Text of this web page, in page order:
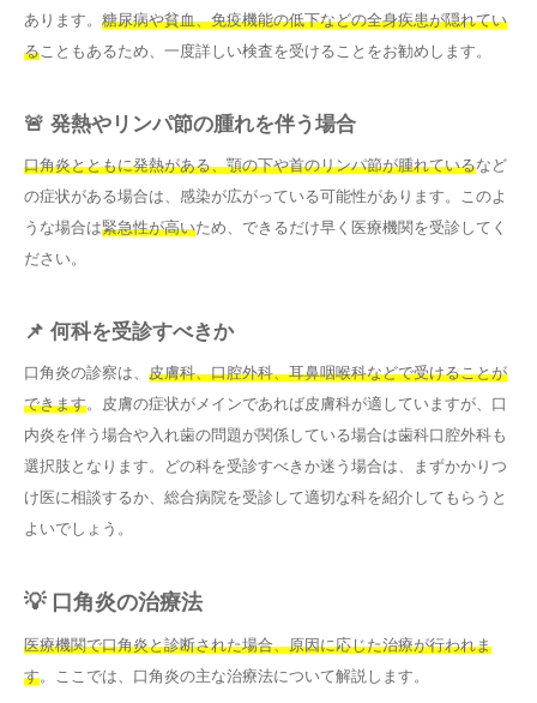
あります。 糖尿病や貧血、免疫機能の低下などの全身疾患が隠れてい
ることもあるため、一度詳しい検査を受けることをお勧めします。
🚨 発熱やリンパ節の腫れを伴う場合
口角炎とともに発熱がある、顎の下や首のリンパ節が腫れているなど
の症状がある場合は、感染が広がっている可能性があります。このよ
うな場合は緊急性が高いため、できるだけ早く医療機関を受診してく
ださい。
📌 何科を受診すべきか
口角炎の診察は、 皮膚科、口腔外科、耳鼻咽喉科などで受けることが
できます。皮膚の症状がメインであれば皮膚科が適していますが、口
内炎を伴う場合や入れ歯の問題が関係している場合は歯科口腔外科も
選択肢となります。どの科を受診すべきか迷う場合は、まずかかりつ
け医に相談するか、総合病院を受診して適切な科を紹介してもらうと
よいでしょう。
💡 口角炎の治療法
医療機関で口角炎と診断された場合、原因に応じた治療が行われま
す。ここでは、口角炎の主な治療法について解説します。